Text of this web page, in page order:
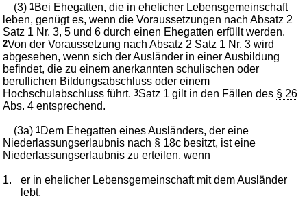
(3)1Bei Ehegatten, die in ehelicher Lebensgemeinschaft
leben, genügt es, wenn die Voraussetzungen nach Absatz 2
Satz 1 Nr. 3, 5 und 6 durch einen Ehegatten erfüllt werden.
2Von der Voraussetzung nach Absatz 2 Satz 1 Nr. 3 wird
abgesehen, wenn sich der Ausländer in einer Ausbildung
befindet, die zu einem anerkannten schulischen oder
beruflichen Bildungsabschluss oder einem
Hochschulabschluss führt.3Satz 1 gilt in den Fällen des § 26
Abs. 4 entsprechend.
(3a)1Dem Ehegatten eines Ausländers, der eine
Niederlassungserlaubnis nach § 18c besitzt, ist eine
Niederlassungserlaubnis zu erteilen, wenn
1.
er in ehelicher Lebensgemeinschaft mit dem Ausländer
lebt,